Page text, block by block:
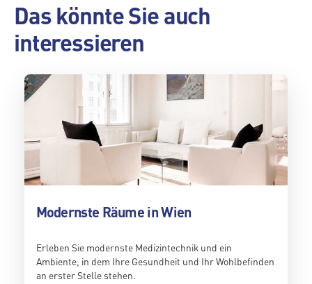
Das könnte Sie auch
interessieren
Modernste Räume in Wien
Erleben Sie modernste Medizintechnik und ein
Ambiente, in dem Ihre Gesundheit und Ihr Wohlbefinden
an erster Stelle stehen.